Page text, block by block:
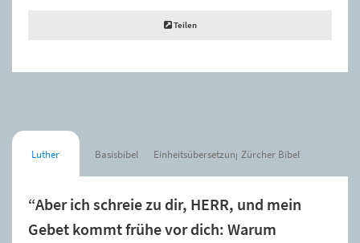
Teilen
Luther Basisbibel Einheitsübersetzung Zürcher Bibel
“Aber ich schreie zu dir, HERR, und mein
Gebet kommt frühe vor dich: Warum